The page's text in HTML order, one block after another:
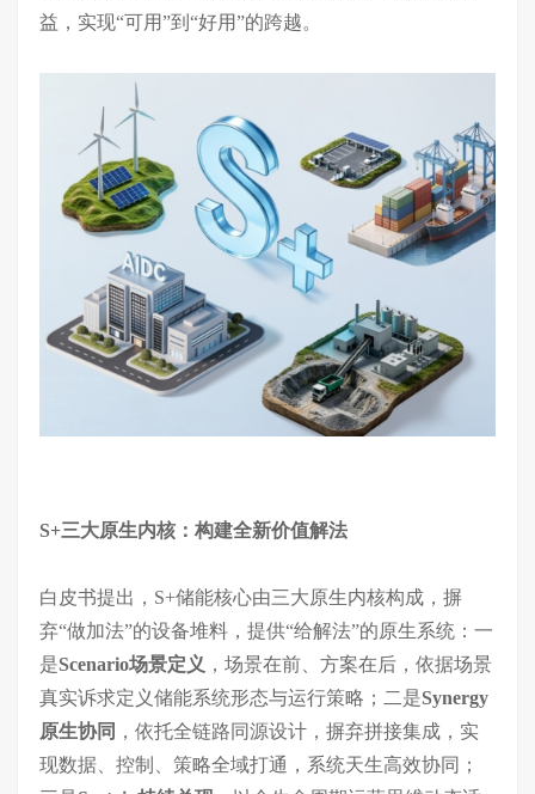
益，实现“可用”到“好用”的跨越。
S+三大原生内核：构建全新价值解法
白皮书提出 ， S+储能核心由三大原生内核构成， 摒
弃“做加法”的设备堆料，提供“给解法”的原生系统 ：一
是Scenario场景定义 ，场景在前、方案在后，依据场景
真实诉求定义储能系统形态与运行策略；二是Synergy
原生协同 ，依托全链路同源设计，摒弃拼接集成，实
现数据、控制、策略全域打通，系统天生高效协同；